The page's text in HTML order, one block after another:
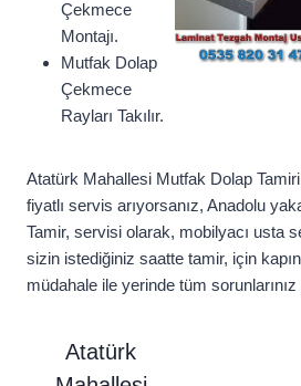
Çekmece
Montajı.
Mutfak Dolap
Çekmece
Rayları Takılır.
Atatürk Mahallesi Mutfak Dolap
fiyatlı servis arıyorsanız, Anadolu
Tamir, servisi olarak, mobilyacı usta
sizin istediğiniz saatte tamir, için
müdahale ile yerinde tüm sorunlarınız
Atatürk